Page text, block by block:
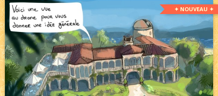
✦ NOUVEAU ✦